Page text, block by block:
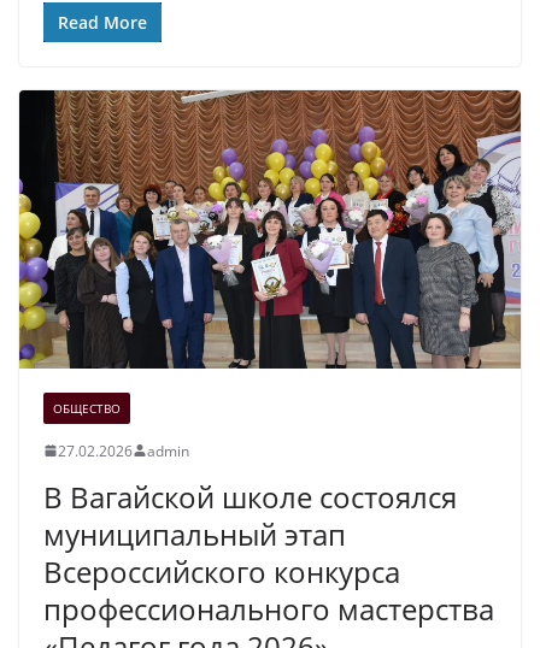
Read More
ОБЩЕСТВО
27.02.2026 admin
В Вагайской школе состоялся
муниципальный этап
Всероссийского конкурса
профессионального мастерства